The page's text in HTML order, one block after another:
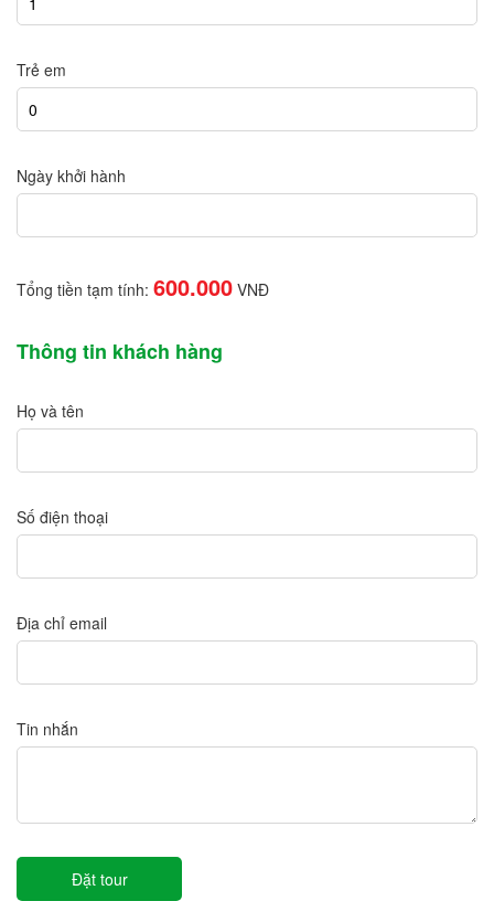
Trẻ em
Ngày khởi hành
Tổng tiền tạm tính: 600.000 VNĐ
Thông tin khách hàng
Họ và tên
Số điện thoại
Địa chỉ email
Tin nhắn